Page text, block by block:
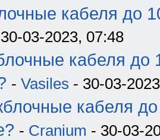
кабеля до
03-2023, 07:48
кабеля до
- Vasiles - 30-03-
кабеля до
- Cranium - 30-03-